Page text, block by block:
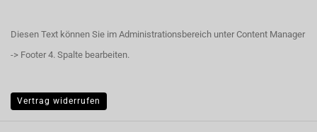
Diesen Text können Sie im Administrationsbereich unter Content Manager
-> Footer 4. Spalte bearbeiten.
Vertrag widerrufen